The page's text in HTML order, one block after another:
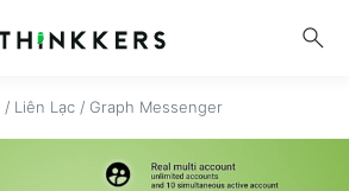
search
/ Liên Lạc/ Graph Messenger